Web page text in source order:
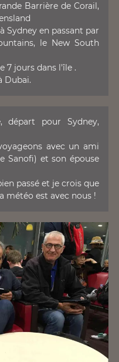
Barrière de Corail,
Sydney en passant par
le New South
7 jours dans l'île .
Dubai.
départ pour Sydney,
avec un ami
Sanofi) et son épouse
passé et je crois que
météo est avec nous !